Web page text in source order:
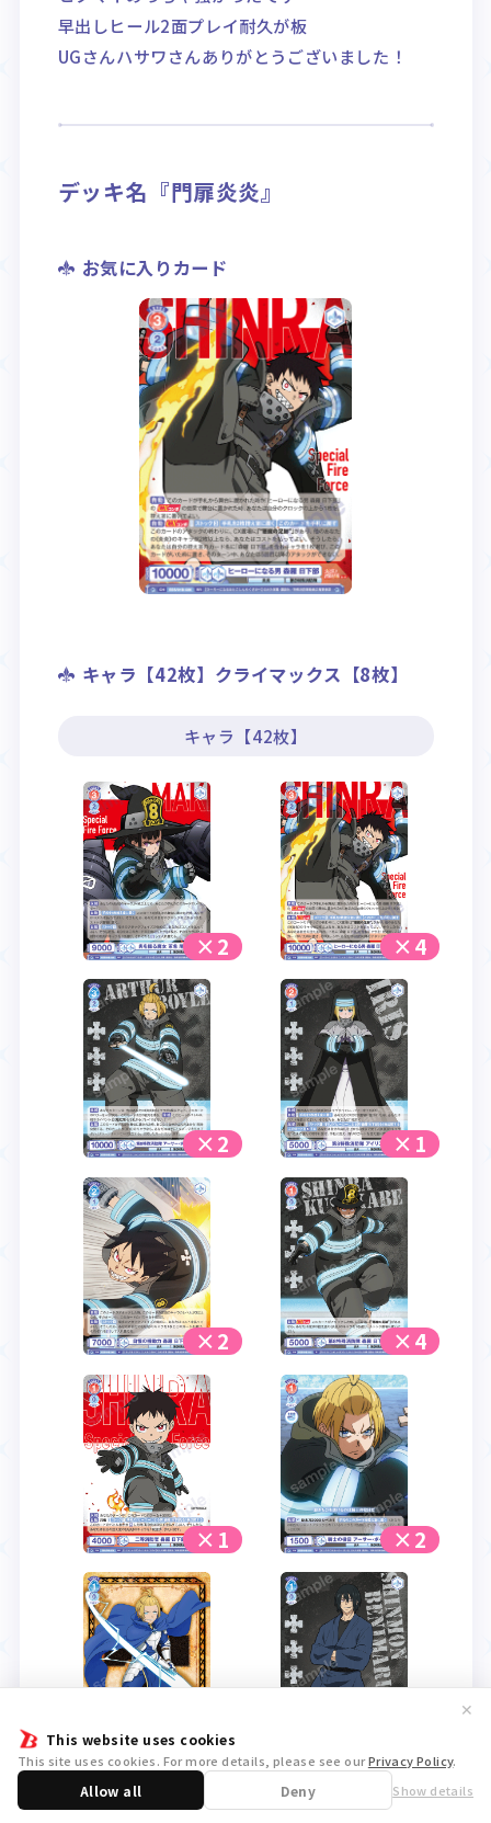
This website uses cookies
This site uses cookies. For more details, please see ourPrivacy Policy.
Allow all Deny Show details
✕
早出しヒール2面プレイ耐久が板
UGさんハサワさんありがとうございました！
デッキ名『門扉炎炎』
お気に入りカード
キャラ【42枚】クライマックス【8枚】
キャラ【42枚】
×2 ×4
×2 ×1
×2 ×4
×1 ×2
×4